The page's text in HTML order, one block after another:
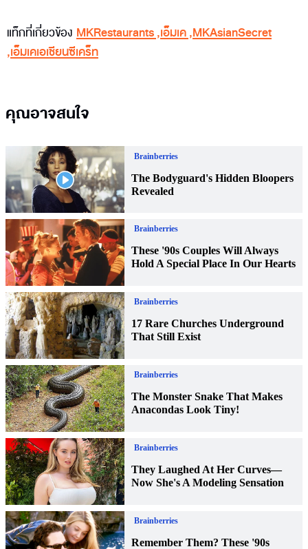
แท็กที่เกี่ยวข้อง MKRestaurants,เอ็มเค,MKAsianSecret
,เอ็มเคเอเชียนซีเคร็ท
คุณอาจสนใจ